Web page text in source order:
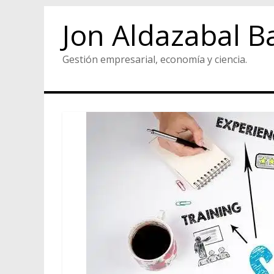
Jon Aldazabal
Gestión empresarial, economía y ciencia.